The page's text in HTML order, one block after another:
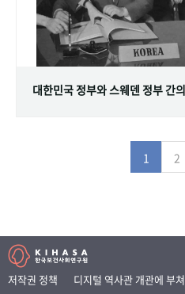
1 2
저작권 정책 디지털 역사관 개관에 부쳐